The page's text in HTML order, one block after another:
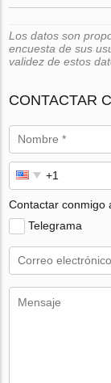
Los datos son
encuesta de sus
validez de estos
CONTACTAR
Contactar conmigo
Telegrama